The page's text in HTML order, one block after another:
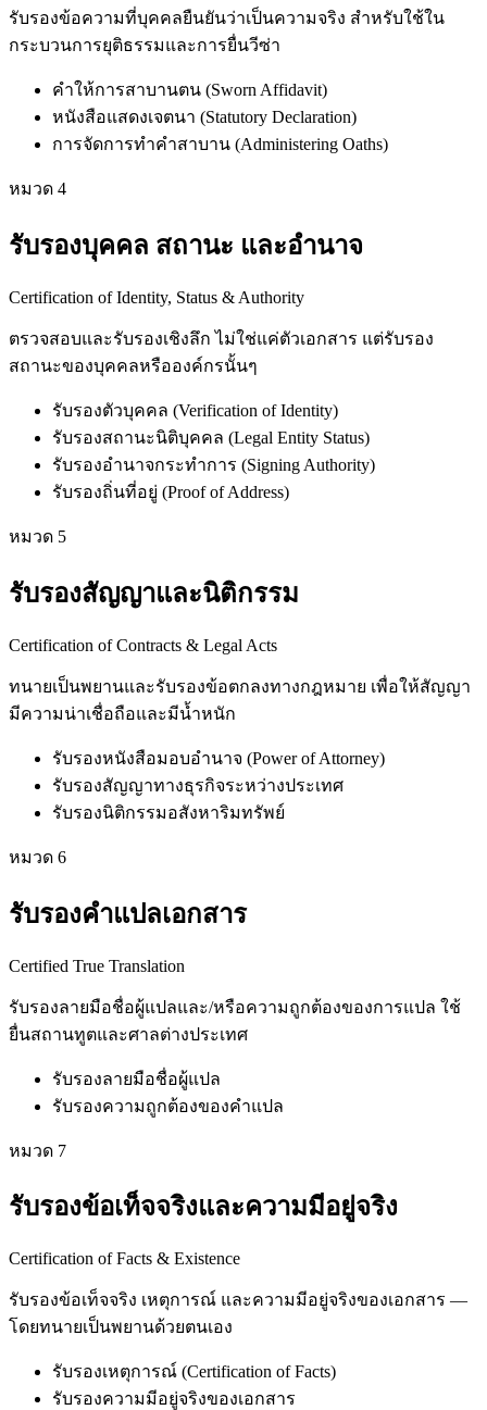
รับรองข้อความที่บุคคลยืนยันว่าเป็นความจริง สำหรับใช้ใน
กระบวนการยุติธรรมและการยื่นวีซ่า
คำให้การสาบานตน (Sworn Affidavit)
หนังสือแสดงเจตนา (Statutory Declaration)
การจัดการทำคำสาบาน (Administering Oaths)
หมวด 4
รับรองบุคคล สถานะ และอำนาจ
Certification of Identity, Status & Authority
ตรวจสอบและรับรองเชิงลึก ไม่ใช่แค่ตัวเอกสาร แต่รับรอง
สถานะของบุคคลหรือองค์กรนั้นๆ
รับรองตัวบุคคล (Verification of Identity)
รับรองสถานะนิติบุคคล (Legal Entity Status)
รับรองอำนาจกระทำการ (Signing Authority)
รับรองถิ่นที่อยู่ (Proof of Address)
หมวด 5
รับรองสัญญาและนิติกรรม
Certification of Contracts & Legal Acts
ทนายเป็นพยานและรับรองข้อตกลงทางกฎหมาย เพื่อให้สัญญา
มีความน่าเชื่อถือและมีน้ำหนัก
รับรองหนังสือมอบอำนาจ (Power of Attorney)
รับรองสัญญาทางธุรกิจระหว่างประเทศ
รับรองนิติกรรมอสังหาริมทรัพย์
หมวด 6
รับรองคำแปลเอกสาร
Certified True Translation
รับรองลายมือชื่อผู้แปลและ/หรือความถูกต้องของการแปล ใช้
ยื่นสถานทูตและศาลต่างประเทศ
รับรองลายมือชื่อผู้แปล
รับรองความถูกต้องของคำแปล
หมวด 7
รับรองข้อเท็จจริงและความมีอยู่จริง
Certification of Facts & Existence
รับรองข้อเท็จจริง เหตุการณ์ และความมีอยู่จริงของเอกสาร —
โดยทนายเป็นพยานด้วยตนเอง
รับรองเหตุการณ์ (Certification of Facts)
รับรองความมีอยู่จริงของเอกสาร